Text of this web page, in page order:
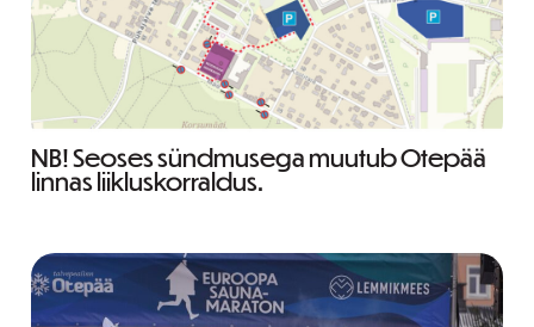
NB! Seoses sündmusega muutub Otepää
linnas liikluskorraldus.